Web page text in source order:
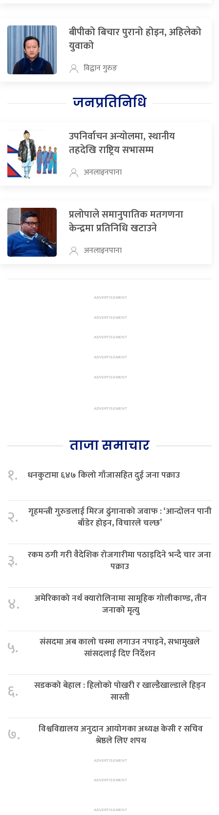
बीपीको बिचार पुरानो होइन, अहिलेको
युवाको
विद्वान गुरुङ
जनप्रतिनिधि
उपनिर्वाचन अन्योलमा, स्थानीय
तहदेखि राष्ट्रिय सभासम्म
अनलाइनपाना
प्रलोपाले समानुपातिक मतगणना
केन्द्रमा प्रतिनिधि खटाउने
अनलाइनपाना
ताजा समाचार
१. धनकुटामा ६४७ किलो गाँजासहित दुई जना पक्राउ
२.
गृहमन्त्री गुरुङलाई मिरज ढुंगानाको जवाफ : ‘आन्दोलन पानी
बाँडेर होइन, विचारले चल्छ’
३.
रकम ठगी गरी वैदेशिक रोजगारीमा पठाइदिने भन्दै चार जना
पक्राउ
४.
अमेरिकाको नर्थ क्यारोलिनामा सामूहिक गोलीकाण्ड, तीन
जनाको मृत्यु
५.
संसदमा अब कालो चस्मा लगाउन नपाइने, सभामुखले
सांसदलाई दिए निर्देशन
६.
सडकको बेहाल : हिलोको पोखरी र खाल्डैखाल्डाले हिड्न
सास्ती
७.
विश्वविद्यालय अनुदान आयोगका अध्यक्ष केसी र सचिव
श्रेष्ठले लिए शपथ